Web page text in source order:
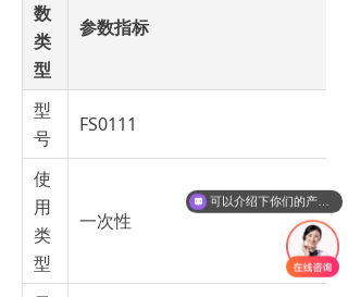
数
类
型
参数指标
型
号
FS0111
使
用
类
型
一次性
可以介绍下你们的产品么？